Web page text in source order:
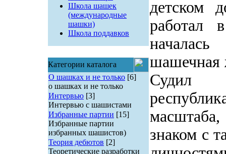
Школа шашек
(международные
шашки)
Школа поддавков
Категории каталога
О шашках и не только [6]
о шашках и не только
Интервью [3]
Интервью с шашистами
Избранные партии [15]
Избранные партии
избранных шашистов)
Теория дебютов [2]
Теоретические разработки
детском
работал
шашечная
Судил
знаком с